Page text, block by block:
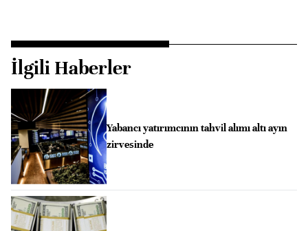
İlgili Haberler
Yabancı yatırımcının tahvil alımı altı ayın
zirvesinde